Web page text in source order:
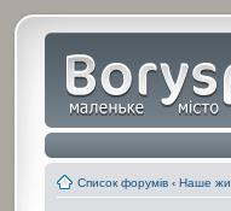
Список форумів ‹ Наше